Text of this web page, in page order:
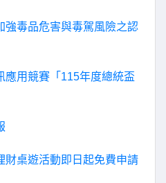
強毒品危害與毒駕風險之認
應用競賽「115年度總統盃
財桌遊活動即日起免費申請